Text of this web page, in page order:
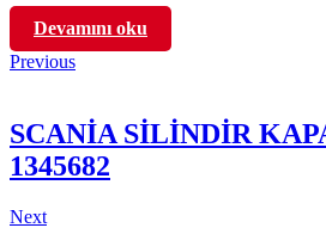
Devamını oku
Previous
SCANİA SİLİNDİR
1345682
Next